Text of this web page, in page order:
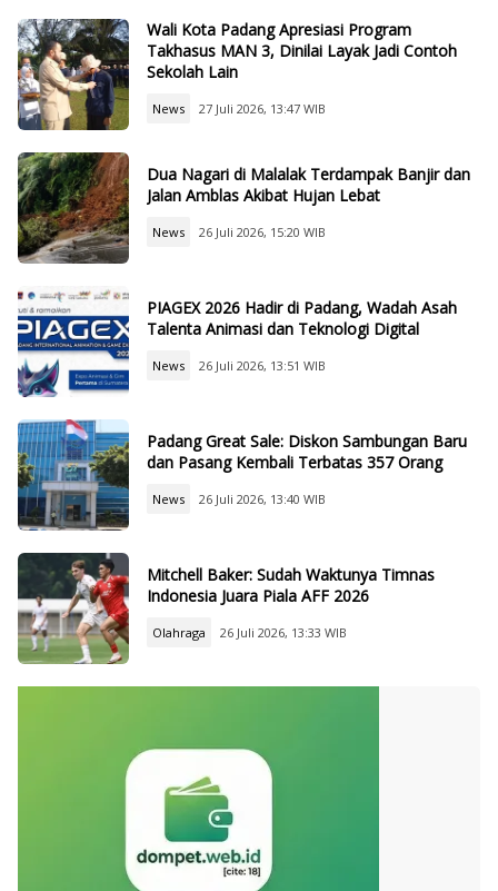
Wali Kota Padang Apresiasi Program
Takhasus MAN 3, Dinilai Layak Jadi Contoh
Sekolah Lain
News 27 Juli 2026, 13:47 WIB
Dua Nagari di Malalak Terdampak Banjir dan
Jalan Amblas Akibat Hujan Lebat
News 26 Juli 2026, 15:20 WIB
PIAGEX 2026 Hadir di Padang, Wadah Asah
Talenta Animasi dan Teknologi Digital
News 26 Juli 2026, 13:51 WIB
Padang Great Sale: Diskon Sambungan Baru
dan Pasang Kembali Terbatas 357 Orang
News 26 Juli 2026, 13:40 WIB
Mitchell Baker: Sudah Waktunya Timnas
Indonesia Juara Piala AFF 2026
Olahraga 26 Juli 2026, 13:33 WIB